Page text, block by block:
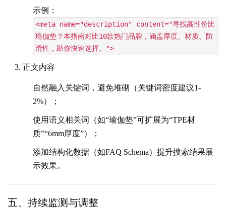
示例：
<meta name="description" content="寻找高性价比
瑜伽垫？本指南对比10款热门品牌，涵盖厚度、材质、防
滑性，助你快速选择。">
正文内容
自然融入关键词，避免堆砌（关键词密度建议1-
2%）；
使用语义相关词（如“瑜伽垫”可扩展为“TPE材
质”“6mm厚度”）；
添加结构化数据（如FAQ Schema）提升搜索结果展
示效果。
五、持续监测与调整